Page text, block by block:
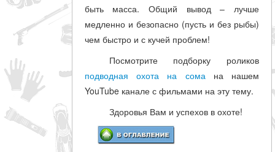
быть масса. Общий вывод – лучше
медленно и безопасно (пусть и без рыбы)
чем быстро и с кучей проблем!
Посмотрите подборку роликов
подводная охота на сома на нашем
YouTube канале с фильмами на эту тему.
Здоровья Вам и успехов в охоте!